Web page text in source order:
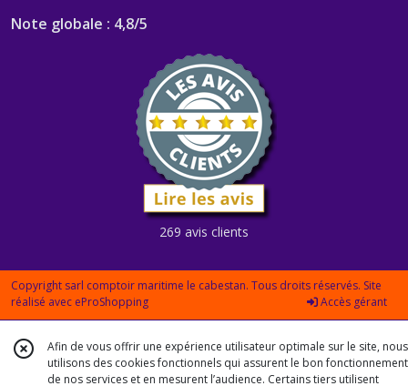
Note globale : 4,8/5
269 avis clients
Copyright sarl comptoir maritime le cabestan. Tous droits réservés. Site
réalisé avec eProShopping Accès gérant
Afin de vous offrir une expérience utilisateur optimale sur le site, nous
utilisons des cookies fonctionnels qui assurent le bon fonctionnement
de nos services et en mesurent l’audience. Certains tiers utilisent